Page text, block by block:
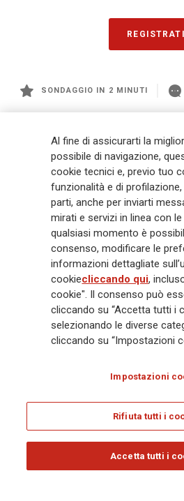
REGISTRATI
SONDAGGIO IN 2 MINUTI
management a livello globale, con premi
miliardi e € 900 miliardi di AUM nel 2025.
mila dipendenti e 163 mila agenti che
Gruppo ha una posizione di leadership in
crescente in Asia e America. Al centro della
impegno Lifetime Partner verso i clienti,
innovative e personalizzate, un'esperienza
capacità di distribuzione globale
completamente integrato la sostenibilità in
l'obiettivo di creare valore per tutti gli
società più equa e resiliente.
Legal Info Cookie Policy
Al fine di assicurarti la
possibile di navigazione,
cookie tecnici e, previo tuo
funzionalità e di
parti, anche per inviarti
mirati e servizi in linea con
qualsiasi momento è
consenso, modificare le
informazioni dettagliate
cookiecliccando qui,
cookie". Il consenso può
cliccando su “Accetta tutti i
selezionando le diverse
cliccando su “Impostazioni
Impostazioni
Rifiuta tutti i
Accetta tutti i